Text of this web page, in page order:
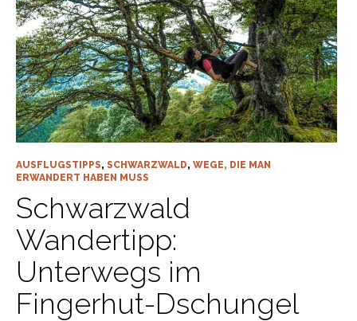
AUSFLUGSTIPPS, SCHWARZWALD, WEGE, DIE MAN
ERWANDERT HABEN MUSS
Schwarzwald
Wandertipp:
Unterwegs im
Fingerhut-Dschungel